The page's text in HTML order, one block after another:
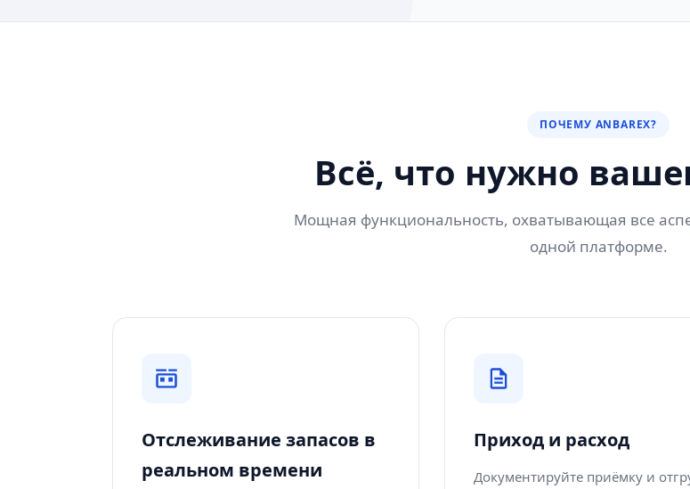
ПОЧЕМУ ANBAREX?
Всё, что нужно
Мощная функциональность, охватывающая все
одной платформе.
Отслеживание запасов в
реальном времени
Приход и расход
Документируйте приёмку и